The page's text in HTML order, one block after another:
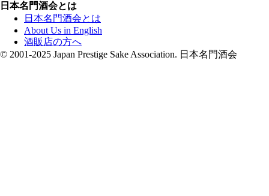
日本名門酒会とは
日本名門酒会とは
About Us in English
酒販店の方へ
© 2001-2025 Japan Prestige Sake Association. 日本名門酒会